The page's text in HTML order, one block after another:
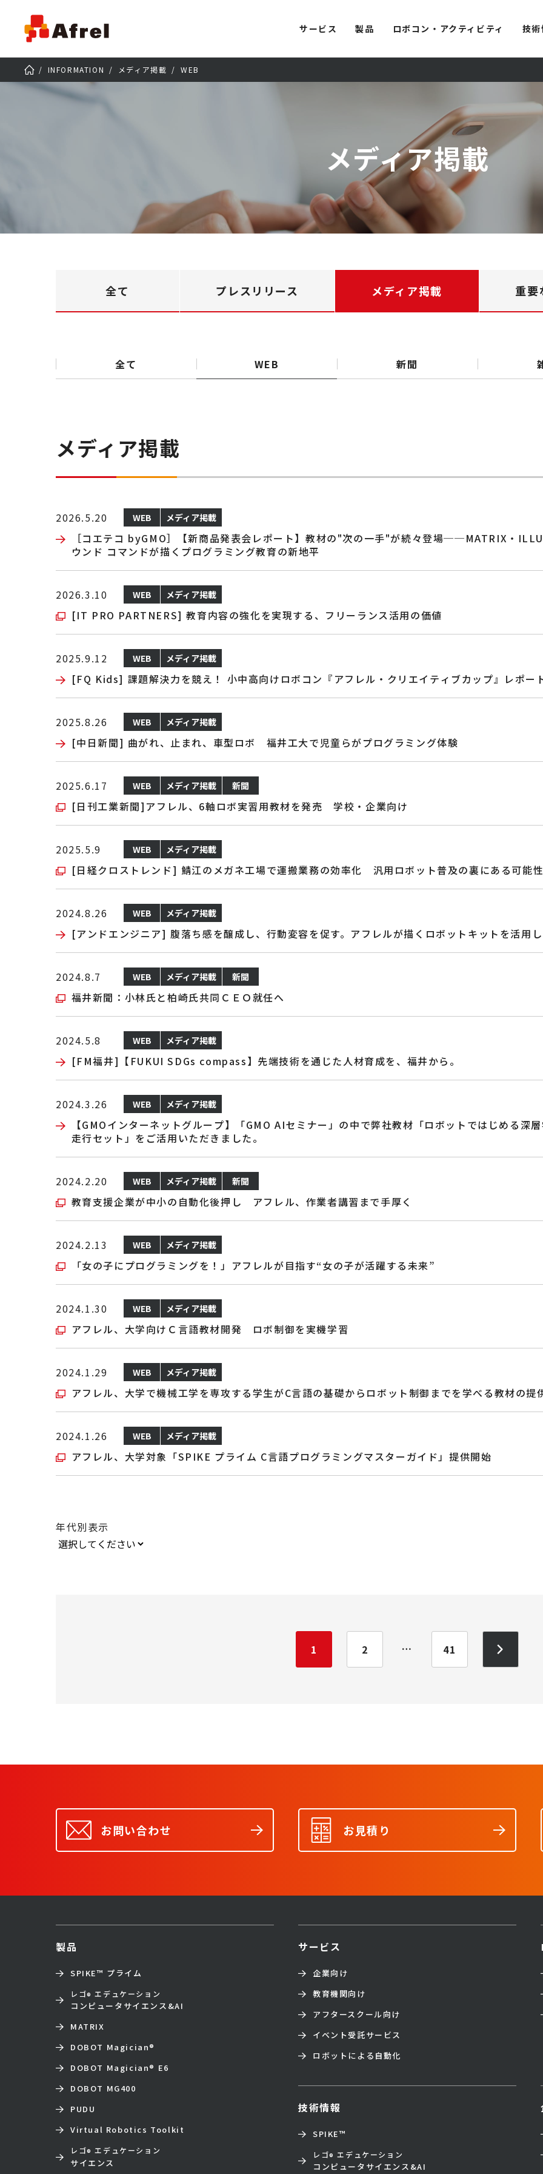
サービス 製品 ロボコン・アクティビティ 技
INFORMATION メディア掲載 WEB
メディア掲載
全て プレスリリース メディア掲載 重要
全て WEB 新聞
メディア掲載
2026.5.20 WEB メディア掲載
［コエテコ byGMO］【新商品発表会レポート】教材の"次の一手"が続々登場──MATRIX・
ウンド コマンドが描くプログラミング教育の新地平
2026.3.10 WEB メディア掲載
[IT PRO PARTNERS] 教育内容の強化を実現する、フリーランス活用の価値
2025.9.12 WEB メディア掲載
[FQ Kids] 課題解決力を競え！ 小中高向けロボコン『アフレル・クリエイティブカップ』レポー
2025.8.26 WEB メディア掲載
[中日新聞] 曲がれ、止まれ、車型ロボ 福井工大で児童らがプログラミング体験
2025.6.17 WEB メディア掲載 新聞
[日刊工業新聞]アフレル、6軸ロボ実習用教材を発売 学校・企業向け
2025.5.9 WEB メディア掲載
[日経クロストレンド] 鯖江のメガネ工場で運搬業務の効率化 汎用ロボット普及の裏にある可能
2024.8.26 WEB メディア掲載
[アンドエンジニア] 腹落ち感を醸成し、行動変容を促す。アフレルが描くロボットキットを活用
2024.8.7 WEB メディア掲載 新聞
福井新聞：小林氏と柏崎氏共同ＣＥＯ就任へ
2024.5.8 WEB メディア掲載
[FM福井]【FUKUI SDGs compass】先端技術を通じた人材育成を、福井から。
2024.3.26 WEB メディア掲載
【GMOインターネットグループ】「GMO AIセミナー」の中で弊社教材「ロボットではじめる
走行セット」をご活用いただきました。
2024.2.20 WEB メディア掲載 新聞
教育支援企業が中小の自動化後押し アフレル、作業者講習まで手厚く
2024.2.13 WEB メディア掲載
「女の子にプログラミングを！」アフレルが目指す“女の子が活躍する未来”
2024.1.30 WEB メディア掲載
アフレル、大学向けＣ言語教材開発 ロボ制御を実機学習
2024.1.29 WEB メディア掲載
アフレル、大学で機械工学を専攻する学生がC言語の基礎からロボット制御までを学べる教材の提
2024.1.26 WEB メディア掲載
アフレル、大学対象「SPIKE プライム C言語プログラミングマスターガイド」提供開始
年代別表示
1 2 … 41
お問い合わせ お見積り
サービス
企業向け
教育機関向け
アフタースクール向け
イベント受託サービス
ロボットによる自動化
製品
SPIKE™ プライム
レゴ® エデュケーション
コンピュータサイエンス&AI
MATRIX
DOBOT Magician®
DOBOT Magician® E6
DOBOT MG400
PUDU
Virtual Robotics Toolkit
レゴ® エデュケーション
サイエンス
技術情報
SPIKE™
レゴ® エデュケーション
コンピュータサイエンス&AI